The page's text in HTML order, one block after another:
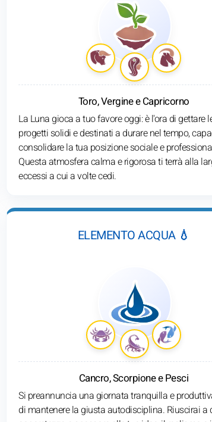
Toro, Vergine e Capricorno
La Luna gioca a tuo favore oggi: è l'ora di gettare
progetti solidi e destinati a durare nel tempo,
consolidare la tua posizione sociale e
Questa atmosfera calma e rigorosa ti terrà alla
eccessi a cui a volte cedi.
ELEMENTO ACQUA 💧
Cancro, Scorpione e Pesci
Si preannuncia una giornata tranquilla e
di mantenere la giusta autodisciplina. Riuscirai a